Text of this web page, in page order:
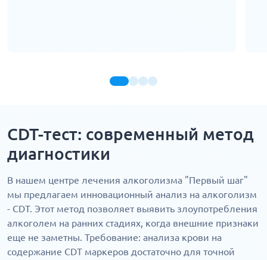
CDT-тест: современный метод
диагностики
В нашем центре лечения алкоголизма "Первый шаг"
мы предлагаем инновационный анализ на алкоголизм
- CDT. Этот метод позволяет выявить злоупотребления
алкоголем на ранних стадиях, когда внешние признаки
еще не заметны. Требование: анализа крови на
содержание CDT маркеров достаточно для точной